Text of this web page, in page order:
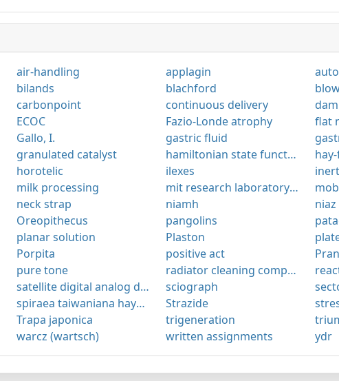
air-handling applagin
bilands blachford
carbonpoint continuous delivery
ECOC Fazio-Londe atrophy flat
Gallo, I. gastric fluid
granulated catalyst hamiltonian state function
horotelic ilexes
milk processing mit research laboratory for electronics
neck strap niamh niaz
Oreopithecus pangolins
planar solution Plaston
Porpita positive act
pure tone radiator cleaning compound
satellite digital analog display sciograph
spiraea taiwaniana hayata Strazide
Trapa japonica trigeneration
warcz (wartsch) written assignments ydr